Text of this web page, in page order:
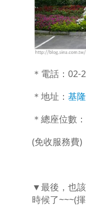
＊電話：02-
＊地址： 基
＊總座位數
(免收服務費)
▼最後，也該
時候了~~~(